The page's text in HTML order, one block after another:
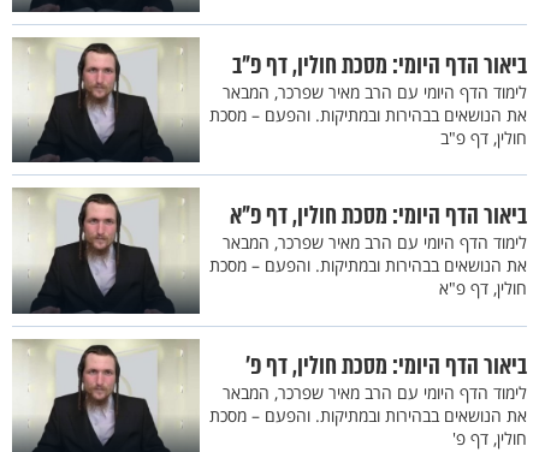
ביאור הדף היומי: מסכת חולין, דף פ"ב
לימוד הדף היומי עם הרב מאיר שפרכר, המבאר
את הנושאים בבהירות ובמתיקות. והפעם – מסכת
חולין, דף פ"ב
ביאור הדף היומי: מסכת חולין, דף פ"א
לימוד הדף היומי עם הרב מאיר שפרכר, המבאר
את הנושאים בבהירות ובמתיקות. והפעם – מסכת
חולין, דף פ"א
ביאור הדף היומי: מסכת חולין, דף פ’
לימוד הדף היומי עם הרב מאיר שפרכר, המבאר
את הנושאים בבהירות ובמתיקות. והפעם – מסכת
חולין, דף פ'